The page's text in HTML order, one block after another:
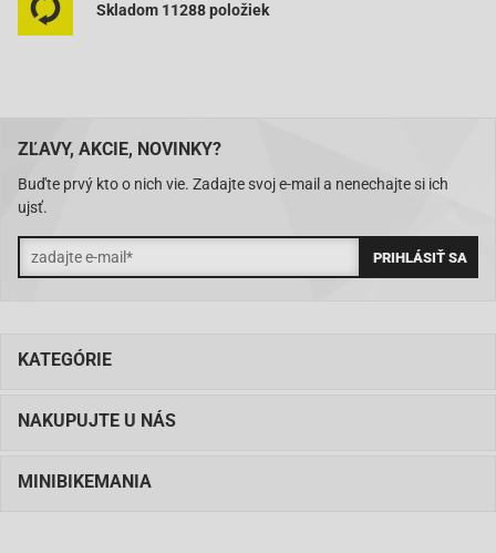
Baotian BT49QT-2A-Big Panther
Baotian BT49QT-6A1-
Baotian BT49QT-6A4-
Baotian BT49QT-6B1-
Baotian BT49QT-6B4-
Baotian BT49QT-9F1-Eagle
Baotian BT49QT-9R3-
Skladom 11288 položiek
ZĽAVY, AKCIE, NOVINKY?
Buďte prvý kto o nich vie. Zadajte svoj e-mail a nenechajte si ich
ujsť.
KATEGÓRIE
NAKUPUJTE U NÁS
MINIBIKEMANIA